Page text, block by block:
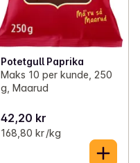
Potetgull Paprika
Maks 10 per kunde, 250
g, Maarud
42,20 kr
168,80 kr /kg